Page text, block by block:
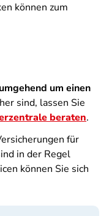
können zum
um einen
sind, lassen Sie
beraten.
für
in der Regel
können Sie sich